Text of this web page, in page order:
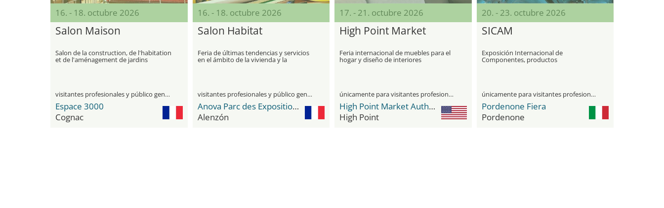
16. - 18. octubre 2026
Salon Maison
Salon de la construction, de l'habitation
et de l'aménagement de jardins
visitantes profesionales y público general
Espace 3000
Cognac
16. - 18. octubre 2026
Salon Habitat
Feria de últimas tendencias y servicios
en el ámbito de la vivienda y la
visitantes profesionales y público general
Anova Parc des Expositions de la Communauté Urbaine
Alenzón
17. - 21. octubre 2026
High Point Market
Feria internacional de muebles para el
hogar y diseño de interiores
únicamente para visitantes profesionales
High Point Market Authority
High Point
20. - 23. octubre 2026
SICAM
Exposición Internacional de
Componentes, productos
semiterminados y accesorios para la
únicamente para visitantes profesionales
Pordenone Fiera
Pordenone